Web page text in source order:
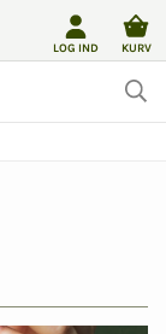
LOG IND KURV